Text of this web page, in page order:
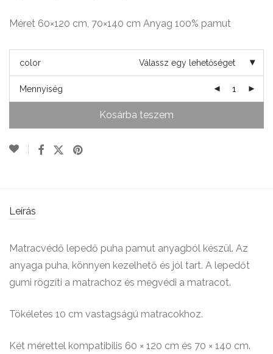
Méret 60×120 cm, 70×140 cm Anyag 100% pamut
color Válassz egy lehetőséget
Mennyiség
Kosárba teszem
Leírás
Matracvédő lepedő puha pamut anyagból készül. Az
anyaga puha, könnyen kezelhető és jól tart. A lepedőt
gumi rögzíti a matrachoz és megvédi a matracot.
Tökéletes 10 cm vastagságú matracokhoz.
Két mérettel kompatibilis 60 × 120 cm és 70 × 140 cm.